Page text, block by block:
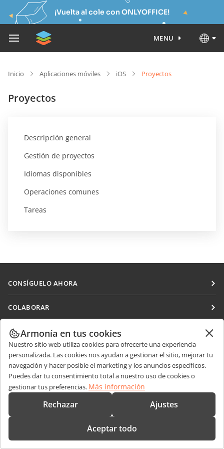
¡Vuelta al cole con ONLYOFFICE!
MENU
Inicio Aplicaciones móviles iOS Proyectos
Proyectos
Descripción general
Gestión de proyectos
Idiomas disponibles
Operaciones comunes
Tareas
CONSÍGUELO AHORA
Workspace
Conectores
Aplicaciones de escritorio
Aplicaciones móviles
COLABORAR
Para traductores
Para influencers
Vacantes
RECIBIR NOTICIAS
Blog
OBTENER AYUDA
Cursos de formación
Formulario de contacto de soporte
CONTÁCTENOS
Preguntas de ventassales@onlyoffice.com
Consultas de socios
partners@onlyoffice.com
press@onlyoffice.com
Solicitar una llamada
onlyoffice.com
© Ascensio System SIA 2026. Todos los derechos reservados
Armonía en tus cookies
Nuestro sitio web utiliza cookies para ofrecerte una experiencia
personalizada. Las cookies nos ayudan a gestionar el sitio, mejorar tu
navegación y hacer posible el marketing y los anuncios específicos.
Puedes dar tu consentimiento total a nuestro uso de cookies o
gestionar tus preferencias. Más información
Rechazar Ajustes
Aceptar todo